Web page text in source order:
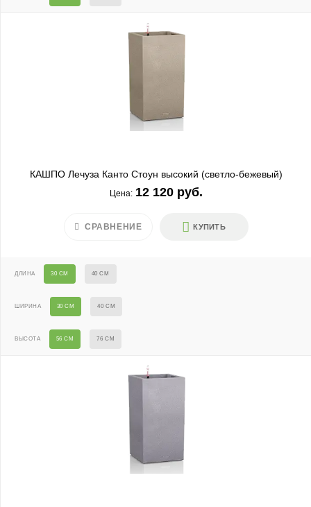
КАШПО Лечуза Канто Стоун высокий (светло-бежевый)
Цена: 12 120 руб.
КУПИТЬ
СРАВНЕНИЕ
ДЛИНА 30 СМ 40 СМ
ШИРИНА 30 СМ 40 СМ
ВЫСОТА 56 СМ 76 СМ